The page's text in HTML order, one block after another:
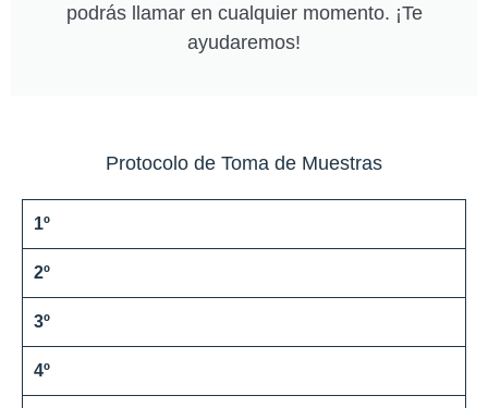
podrás llamar en cualquier momento. ¡Te
ayudaremos!
Protocolo de Toma de Muestras
1º
2º
3º
4º